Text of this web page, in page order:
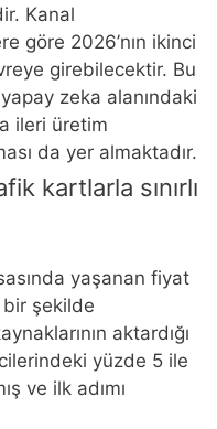
Kanal
göre 2026’nın ikinci
girebilecektir. Bu
zeka alanındaki
ileri üretim
da yer almaktadır.
kartlarla sınırlı
yaşanan fiyat
bir şekilde
aktardığı
yüzde 5 ile
ve ilk adımı